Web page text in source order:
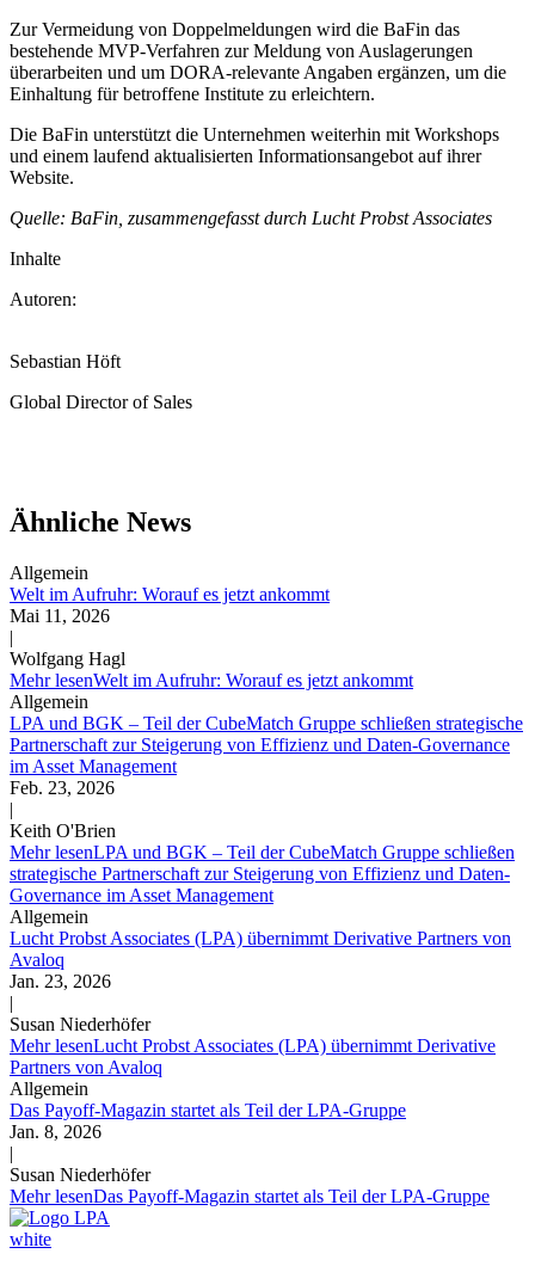
Zur Vermeidung von Doppelmeldungen wird die BaFin das
bestehende MVP-Verfahren zur Meldung von Auslagerungen
überarbeiten und um DORA-relevante Angaben ergänzen, um die
Einhaltung für betroffene Institute zu erleichtern.
Die BaFin unterstützt die Unternehmen weiterhin mit Workshops
und einem laufend aktualisierten Informationsangebot auf ihrer
Website.
Quelle: BaFin, zusammengefasst durch Lucht Probst Associates
Inhalte
Autoren:
Sebastian Höft
Global Director of Sales
Ähnliche News
Allgemein
Welt im Aufruhr: Worauf es jetzt ankommt
Mai 11, 2026
|
Wolfgang Hagl
Mehr lesenWelt im Aufruhr: Worauf es jetzt ankommt
Allgemein
LPA und BGK – Teil der CubeMatch Gruppe schließen strategische
Partnerschaft zur Steigerung von Effizienz und Daten-Governance
im Asset Management
Feb. 23, 2026
|
Keith O'Brien
Mehr lesenLPA und BGK – Teil der CubeMatch Gruppe schließen
strategische Partnerschaft zur Steigerung von Effizienz und Daten-
Governance im Asset Management
Allgemein
Lucht Probst Associates (LPA) übernimmt Derivative Partners von
Avaloq
Jan. 23, 2026
|
Susan Niederhöfer
Mehr lesenLucht Probst Associates (LPA) übernimmt Derivative
Partners von Avaloq
Allgemein
Das Payoff-Magazin startet als Teil der LPA-Gruppe
Jan. 8, 2026
|
Susan Niederhöfer
Mehr lesenDas Payoff-Magazin startet als Teil der LPA-Gruppe